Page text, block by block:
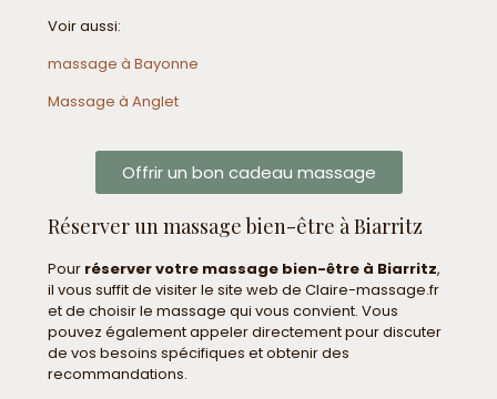
Voir aussi:
massage à Bayonne
Massage à Anglet
Offrir un bon cadeau massage
Réserver un massage bien-être à Biarritz
Pour réserver votre massage bien-être à Biarritz,
il vous suffit de visiter le site web de Claire-massage.fr
et de choisir le massage qui vous convient. Vous
pouvez également appeler directement pour discuter
de vos besoins spécifiques et obtenir des
recommandations.